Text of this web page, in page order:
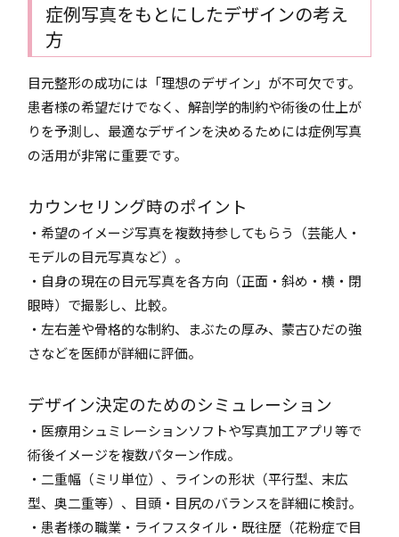
症例写真をもとにしたデザインの考え
方
目元整形の成功には「理想のデザイン」が不可欠です。
患者様の希望だけでなく、解剖学的制約や術後の仕上が
りを予測し、最適なデザインを決めるためには症例写真
の活用が非常に重要です。
カウンセリング時のポイント
・希望のイメージ写真を複数持参してもらう（芸能人・
モデルの目元写真など）。
・自身の現在の目元写真を各方向（正面・斜め・横・閉
眼時）で撮影し、比較。
・左右差や骨格的な制約、まぶたの厚み、蒙古ひだの強
さなどを医師が詳細に評価。
デザイン決定のためのシミュレーション
・医療用シュミレーションソフトや写真加工アプリ等で
術後イメージを複数パターン作成。
・二重幅（ミリ単位）、ラインの形状（平行型、末広
型、奥二重等）、目頭・目尻のバランスを詳細に検討。
・患者様の職業・ライフスタイル・既往歴（花粉症で目